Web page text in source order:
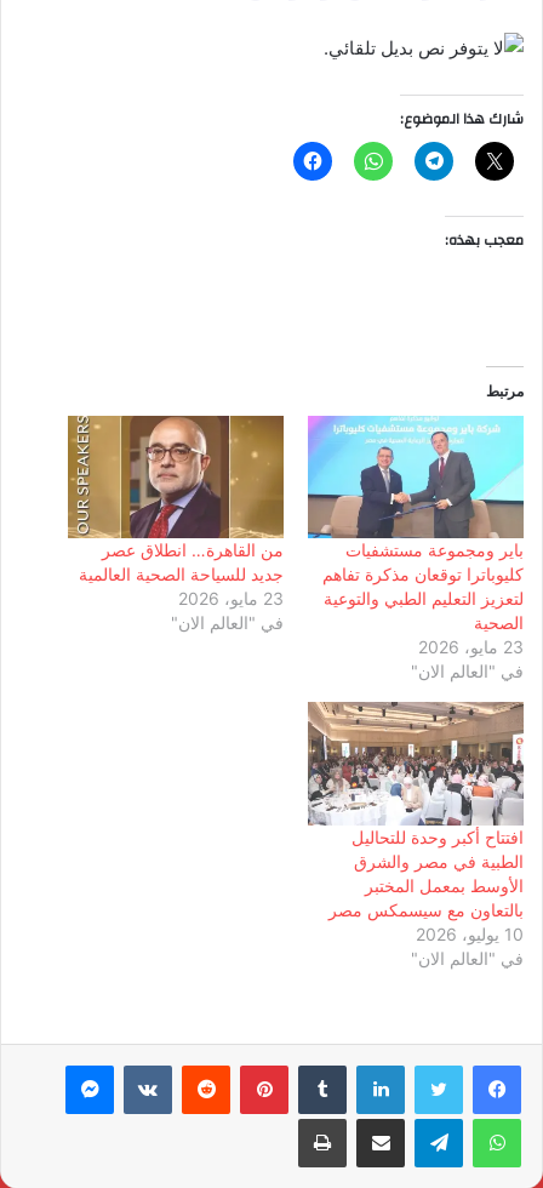
شارك هذا الموضوع:
معجب بهذه:
مرتبط
باير ومجموعة مستشفيات
كليوباترا توقعان مذكرة تفاهم
لتعزيز التعليم الطبي والتوعية
الصحية
23 مايو، 2026
في "العالم الان"
من القاهرة… انطلاق عصر
جديد للسياحة الصحية العالمية
23 مايو، 2026
في "العالم الان"
افتتاح أكبر وحدة للتحاليل
الطبية في مصر والشرق
الأوسط بمعمل المختبر
بالتعاون مع سيسمكس مصر
10 يوليو، 2026
في "العالم الان"
لينكدإن بينتيريست ماسنجر
واتساب تيلقرام مشاركة عبر البريد طباعة